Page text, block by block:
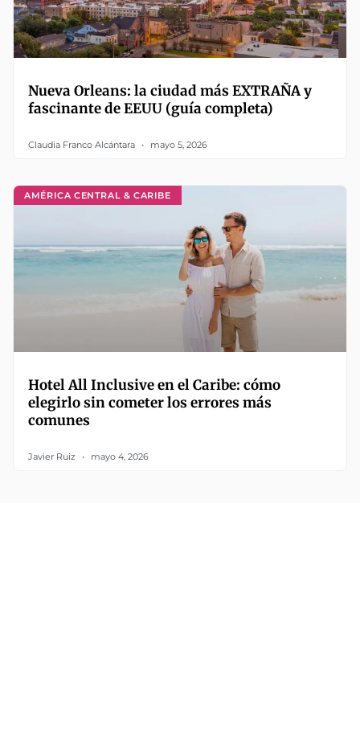
Nueva Orleans: la ciudad más EXTRAÑA y
fascinante de EEUU (guía completa)
Claudia Franco Alcántara mayo 5, 2026
AMÉRICA CENTRAL & CARIBE
Hotel All Inclusive en el Caribe: cómo
elegirlo sin cometer los errores más
comunes
Javier Ruiz mayo 4, 2026